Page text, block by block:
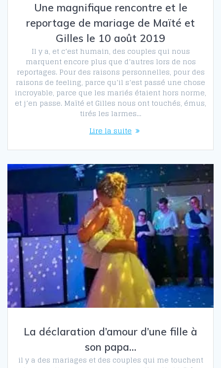
Une magnifique rencontre et le
reportage de mariage de Maïté et
Gilles le 10 août 2019
Il y a, et c’est humain, des couples qui nous
marquent encore plus que d’autres lors de nos
reportages. Pour des raisons personnelles, pour des
raisons de feeling, parce qu’il s’est passé une chose
incroyable, parce que les mariés étaient hors norme,
et j’en passe. Maïté et Gilles nous ont touchés, émus,
tirés les larmes…
Lire la suite
La déclaration d’amour d’une fille à
son papa…
il y a des mariages et des couples qui me touchent